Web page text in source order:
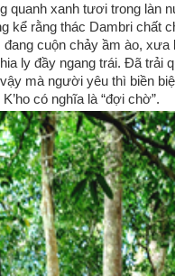
quanh xanh tươi trong làn
kể rằng thác Dambri chất
đang cuộn chảy ầm ào,
ly đầy ngang trái. Đã trải
mà người yêu thì biền
có nghĩa là “đợi chờ”.